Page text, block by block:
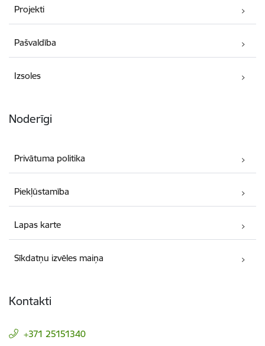
Projekti
Pašvaldība
Izsoles
Noderīgi
Privātuma politika
Piekļūstamība
Lapas karte
Sīkdatņu izvēles maiņa
Kontakti
+371 25151340